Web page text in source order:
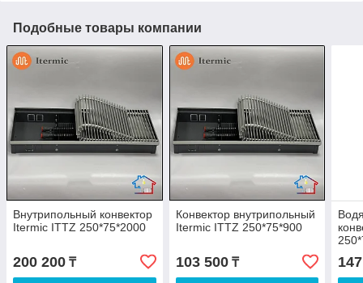
Подобные товары компании
Внутрипольный конвектор
Itermic ITTZ 250*75*2000
200 200 ₸
Конвектор внутрипольный
Itermic ITTZ 250*75*900
103 500₸